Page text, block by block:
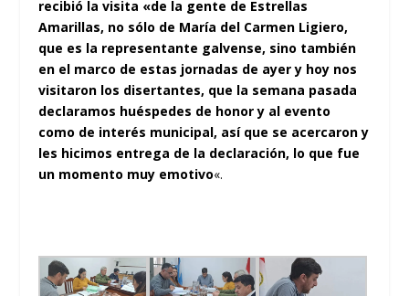
recibió la visita «de la gente de Estrellas
Amarillas, no sólo de María del Carmen Ligiero,
que es la representante galvense, sino también
en el marco de estas jornadas de ayer y hoy nos
visitaron los disertantes, que la semana pasada
declaramos huéspedes de honor y al evento
como de interés municipal, así que se acercaron y
les hicimos entrega de la declaración, lo que fue
un momento muy emotivo«.